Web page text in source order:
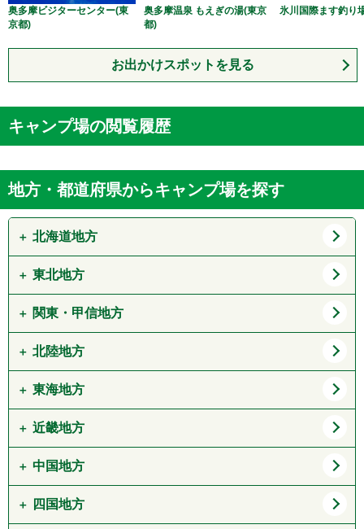
奥多摩ビジターセンター(東
京都)
奥多摩温泉 もえぎの湯(東京
都)
氷川国際ます釣り
お出かけスポットを見る
キャンプ場の閲覧履歴
地方・都道府県からキャンプ場を探す
北海道地方
道北
道央
東北地方
青森県
宮城県
山形県
関東・甲信地方
東京都
埼玉県
茨城県
群馬県
長野県
北陸地方
新潟県
石川県
東海地方
愛知県
静岡県
近畿地方
大阪府
京都府
中国地方
鳥取県四国地方